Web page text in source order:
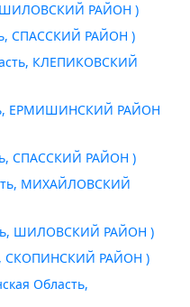
ШИЛОВСКИЙ РАЙОН )
СПАССКИЙ РАЙОН )
КЛЕПИКОВСКИЙ
ЕРМИШИНСКИЙ РАЙОН
СПАССКИЙ РАЙОН )
МИХАЙЛОВСКИЙ
ШИЛОВСКИЙ РАЙОН )
СКОПИНСКИЙ РАЙОН )
Область,